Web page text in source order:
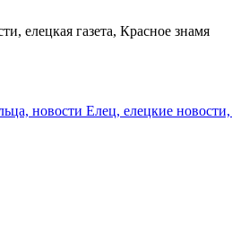
елецкая газета, Красное знамя
новости Елец, елецкие новости,